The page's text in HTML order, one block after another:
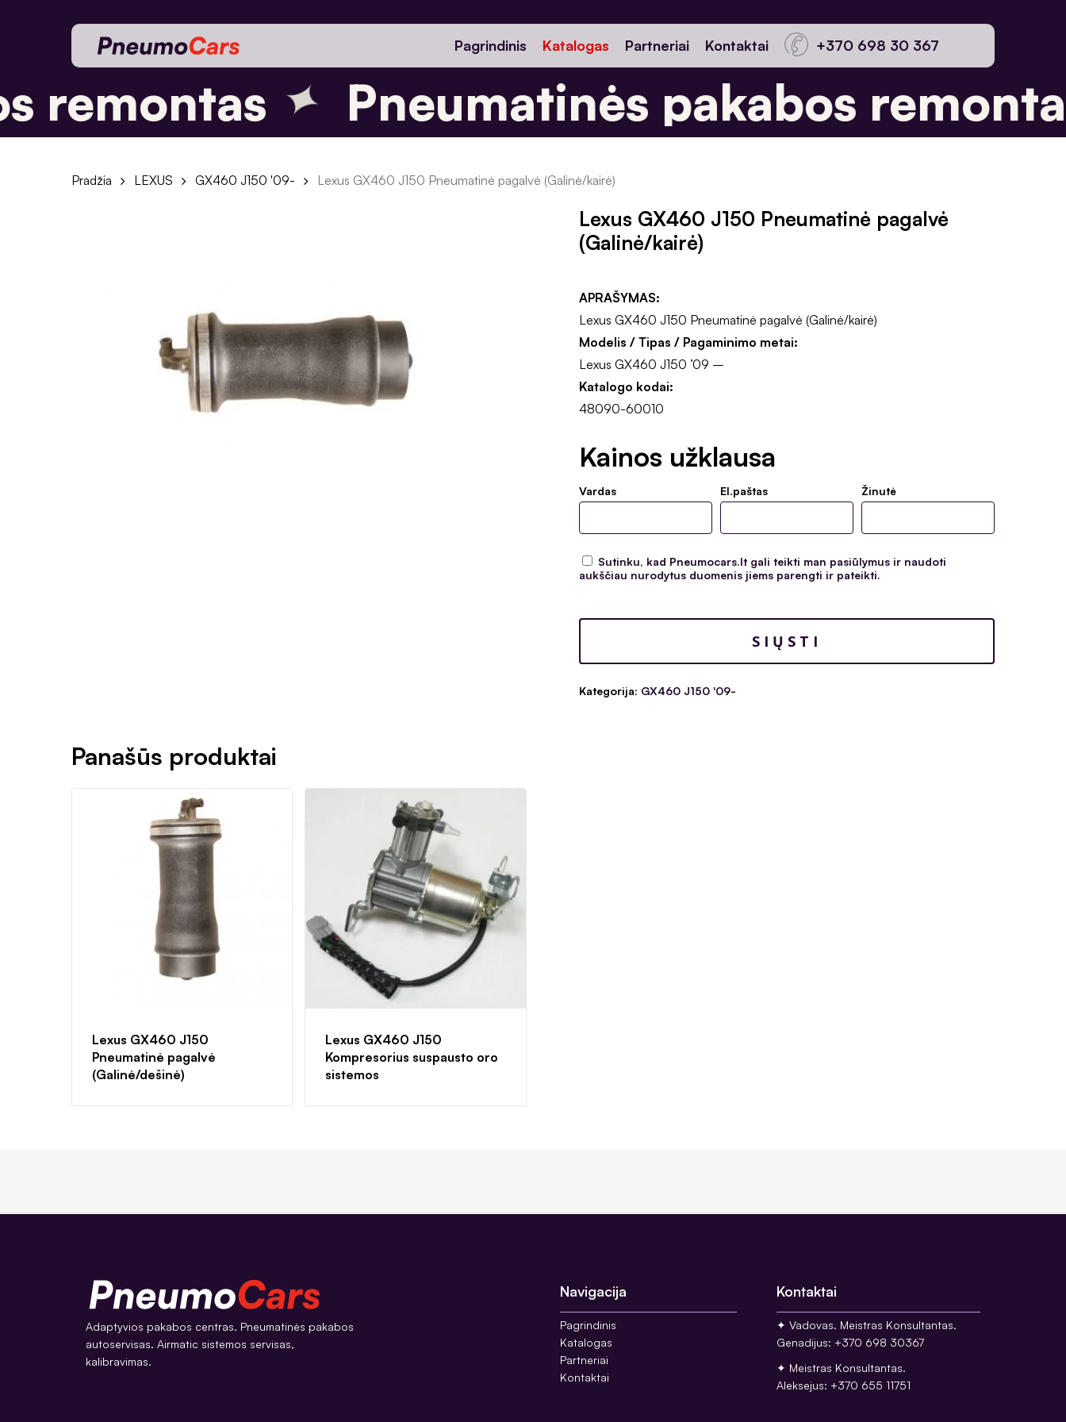
Pagrindinis Katalogas Partneriai Kontaktai +370 698 30 367
remontas ✦ Pneumatinės pakabos remontas
Pradžia LEXUS GX460 J150 '09- Lexus GX460 J150 Pneumatinė pagalvė (Galinė/kairė)
Lexus GX460 J150 Pneumatinė pagalvė
(Galinė/kairė)
APRAŠYMAS:
Lexus GX460 J150 Pneumatinė pagalvė (Galinė/kairė)
Modelis / Tipas / Pagaminimo metai:
Lexus GX460 J150 ’09 –
Katalogo kodai:
48090-60010
Kainos užklausa
Vardas El.paštas Žinutė
Sutinku, kad Pneumocars.lt gali teikti man pasiūlymus ir naudoti
aukščiau nurodytus duomenis jiems parengti ir pateikti.
Kategorija: GX460 J150 '09-
Panašūs produktai
Lexus GX460 J150
Pneumatinė pagalvė
(Galinė/dešinė)
Lexus GX460 J150
Kompresorius suspausto oro
sistemos
Adaptyvios pakabos centras. Pneumatinės pakabos
autoservisas. Airmatic sistemos servisas,
kalibravimas.
Navigacija
Pagrindinis
Katalogas
Partneriai
Kontaktai
Kontaktai
✦ Vadovas. Meistras Konsultantas.
Genadijus: +370 698 30367
✦ Meistras Konsultantas.
Aleksejus: +370 655 11751